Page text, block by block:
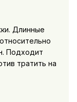
Длинные
Подходит
тратить на